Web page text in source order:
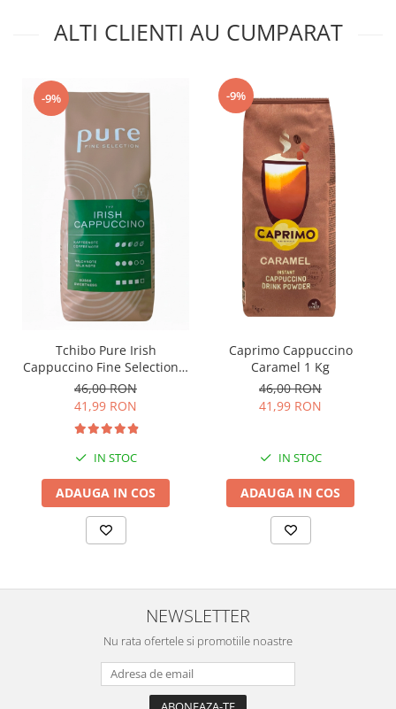
ALTI CLIENTI AU CUMPARAT
-9%
Tchibo Pure Irish
Cappuccino Fine Selection 1
Kg
46,00 RON
41,99 RON
IN STOC
ADAUGA IN COS
-9%
Caprimo Cappuccino
Caramel 1 Kg
46,00 RON
41,99 RON
IN STOC
ADAUGA IN COS
NEWSLETTER
Nu rata ofertele si promotiile noastre